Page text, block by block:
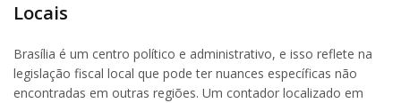
Locais
Brasília é um centro político e administrativo, e isso reflete na
legislação fiscal local que pode ter nuances específicas não
encontradas em outras regiões. Um contador localizado em